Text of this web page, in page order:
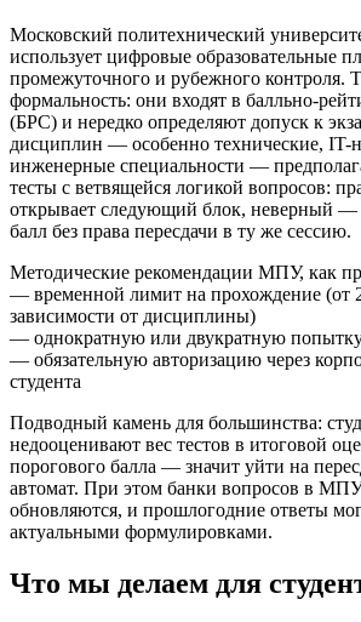
Московский политехнический
использует цифровые образовательные
промежуточного и рубежного контроля.
формальность: они входят в балльно-
(БРС) и нередко определяют допуск к
дисциплин — особенно технические, IT-
инженерные специальности —
тесты с ветвящейся логикой вопросов:
открывает следующий блок, неверный —
балл без права пересдачи в ту же сессию.
Методические рекомендации МПУ, как
— временной лимит на прохождение (от
зависимости от дисциплины)
— однократную или двукратную
— обязательную авторизацию через
студента
Подводный камень для большинства:
недооценивают вес тестов в итоговой
порогового балла — значит уйти на
автомат. При этом банки вопросов в
обновляются, и прошлогодние ответы
актуальными формулировками.
Что мы делаем для